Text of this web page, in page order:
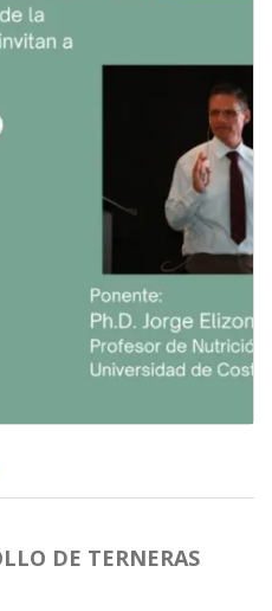
DE TERNERAS